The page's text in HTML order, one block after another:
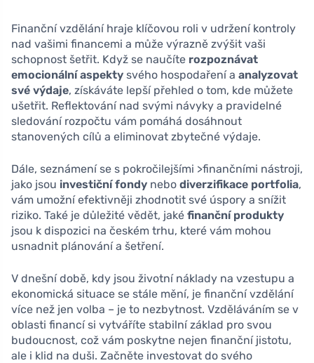
Finanční vzdělání hraje klíčovou roli v udržení kontroly
nad vašimi financemi a může výrazně zvýšit vaši
schopnost šetřit. Když se naučíte rozpoznávat
emocionální aspekty svého hospodaření a analyzovat
své výdaje, získáváte lepší přehled o tom, kde můžete
ušetřit. Reflektování nad svými návyky a pravidelné
sledování rozpočtu vám pomáhá dosáhnout
stanovených cílů a eliminovat zbytečné výdaje.
Dále, seznámení se s pokročilejšími >finančními nástroji,
jako jsou investiční fondy nebo diverzifikace portfolia,
vám umožní efektivněji zhodnotit své úspory a snížit
riziko. Také je důležité vědět, jaké finanční produkty
jsou k dispozici na českém trhu, které vám mohou
usnadnit plánování a šetření.
V dnešní době, kdy jsou životní náklady na vzestupu a
ekonomická situace se stále mění, je finanční vzdělání
více než jen volba – je to nezbytnost. Vzděláváním se v
oblasti financí si vytváříte stabilní základ pro svou
budoucnost, což vám poskytne nejen finanční jistotu,
ale i klid na duši. Začněte investovat do svého